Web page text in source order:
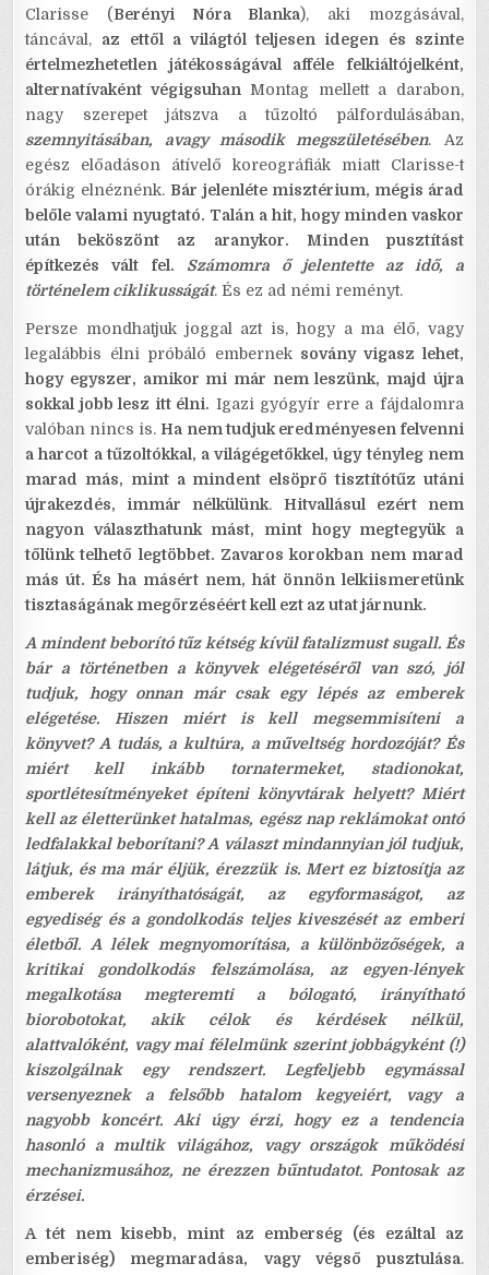
Clarisse (Berényi Nóra Blanka), aki mozgásával,
táncával, az ettől a világtól teljesen idegen és szinte
értelmezhetetlen játékosságával afféle felkiáltójelként,
alternatívaként végigsuhanMontag mellett a darabon,
nagy szerepet játszva a tűzoltó pálfordulásában,
szemnyitásában, avagy második megszületésében. Az
egész előadáson átívelő koreográfiák miatt Clarisse-t
órákig elnéznénk. Bár jelenléte misztérium, mégis árad
belőle valami nyugtató. Talán a hit, hogy minden vaskor
után beköszönt az aranykor. Minden pusztítást
építkezés vált fel. Számomra ő jelentette az idő, a
történelem ciklikusságát. És ez ad némi reményt.
Persze mondhatjuk joggal azt is, hogy a ma élő, vagy
legalábbis élni próbáló embernek sovány vigasz lehet,
hogy egyszer, amikor mi már nem leszünk, majd újra
sokkal jobb lesz itt élni. Igazi gyógyír erre a fájdalomra
valóban nincs is.Ha nem tudjuk eredményesen felvenni
a harcot a tűzoltókkal, a világégetőkkel, úgy tényleg nem
marad más, mint a mindent elsöprő tisztítótűz utáni
újrakezdés, immár nélkülünk. Hitvallásul ezért nem
nagyon választhatunk mást, mint hogy megtegyük a
tőlünk telhető legtöbbet. Zavaros korokban nem marad
más út. És ha másért nem, hát önnön lelkiismeretünk
tisztaságának megőrzéséért kell ezt az utat járnunk.
A mindent beborító tűz kétség kívül fatalizmust sugall. És
bár a történetben a könyvek elégetéséről van szó, jól
tudjuk, hogy onnan már csak egy lépés az emberek
elégetése. Hiszen miért is kell megsemmisíteni a
könyvet? A tudás, a kultúra, a műveltség hordozóját? És
miért kell inkább tornatermeket, stadionokat,
sportlétesítményeket építeni könyvtárak helyett? Miért
kell az életterünket hatalmas, egész nap reklámokat ontó
ledfalakkal beborítani? A választ mindannyian jól tudjuk,
látjuk, és ma már éljük, érezzük is. Mert ez biztosítja az
emberek irányíthatóságát, az egyformaságot, az
egyediség és a gondolkodás teljes kiveszését az emberi
életből. A lélek megnyomorítása, a különbözőségek, a
kritikai gondolkodás felszámolása, az egyen-lények
megalkotása megteremti a bólogató, irányítható
biorobotokat, akik célok és kérdések nélkül,
alattvalóként, vagy mai félelmünk szerint jobbágyként (!)
kiszolgálnak egy rendszert. Legfeljebb egymással
versenyeznek a felsőbb hatalom kegyeiért, vagy a
nagyobb koncért. Aki úgy érzi, hogy ez a tendencia
hasonló a multik világához, vagy országok működési
mechanizmusához, ne érezzen bűntudatot. Pontosak az
érzései.
A tét nem kisebb, mint az emberség (és ezáltal az
emberiség) megmaradása, vagy végső pusztulása.